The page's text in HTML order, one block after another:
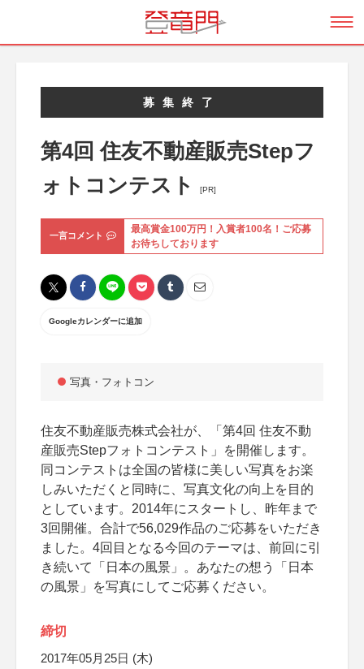
募集終了
第4回 住友不動産販売Stepフ
ォトコンテスト
[PR]
一言コメント
最高賞金100万円！入賞者100名！ご応募
お待ちしております
Googleカレンダーに追加
写真・フォトコン
住友不動産販売株式会社が、「第4回 住友不動
産販売Stepフォトコンテスト」を開催します。
同コンテストは全国の皆様に美しい写真をお楽
しみいただくと同時に、写真文化の向上を目的
としています。2014年にスタートし、昨年まで
3回開催。合計で56,029作品のご応募をいただき
ました。4回目となる今回のテーマは、前回に引
き続いて「日本の風景」。あなたの想う「日本
の風景」を写真にしてご応募ください。
締切
2017年05月25日 (木)